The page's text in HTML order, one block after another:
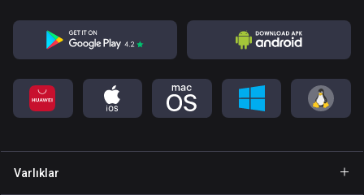
Varlıklar